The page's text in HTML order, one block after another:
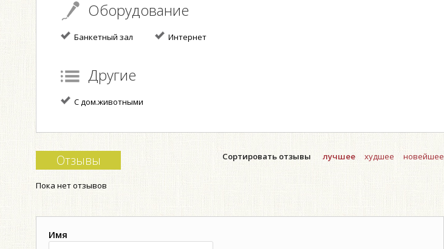
Оборудование
Банкетный зал Интернет
Другие
С дом.животными
Сортировать отзывы лучшее худшее новейшее
Отзывы
Пока нет отзывов
Имя